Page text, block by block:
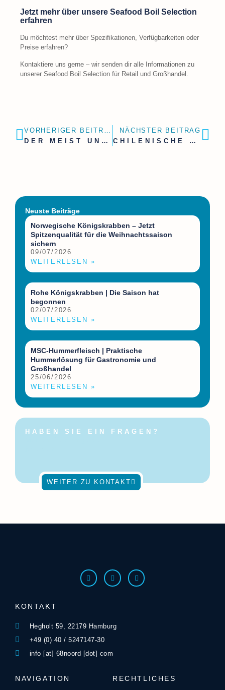
Jetzt mehr über unsere Seafood Boil Selection
erfahren
Du möchtest mehr über Spezifikationen, Verfügbarkeiten oder
Preise erfahren?
Kontaktiere uns gerne – wir senden dir alle Informationen zu
unserer Seafood Boil Selection für Retail und Großhandel.
DER MEIST UNTERSCHÄTZTE TEIL DER KÖNIGSKRABBE
NÄCHSTER BEITRAG
CHILENISCHE KÖNIGSKRABBEN BEINE
Neuste Beiträge
Norwegische Königskrabben – Jetzt
Spitzenqualität für die Weihnachtssaison
sichern
09/07/2026
WEITERLESEN »
Rohe Königskrabben | Die Saison hat
begonnen
02/07/2026
WEITERLESEN »
MSC-Hummerfleisch | Praktische
Hummerlösung für Gastronomie und
Großhandel
25/06/2026
WEITERLESEN »
HABEN SIE EIN FRAGEN?
WEITER ZU KONTAKT
KONTAKT
Hegholt 59, 22179 Hamburg
+49 (0) 40 / 5247147-30
info [at] 68noord [dot] com
NAVIGATION RECHTLICHES